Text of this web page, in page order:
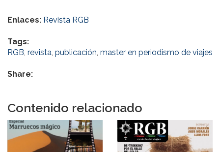
Enlaces: Revista RGB
Tags:
RGB, revista, publicación, master en periodismo de viajes
Share:
Contenido relacionado